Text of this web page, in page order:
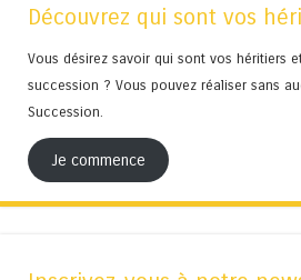
Découvrez qui sont vos
Vous désirez savoir qui sont vos héritiers
succession ? Vous pouvez réaliser sans
Succession.
Je commence